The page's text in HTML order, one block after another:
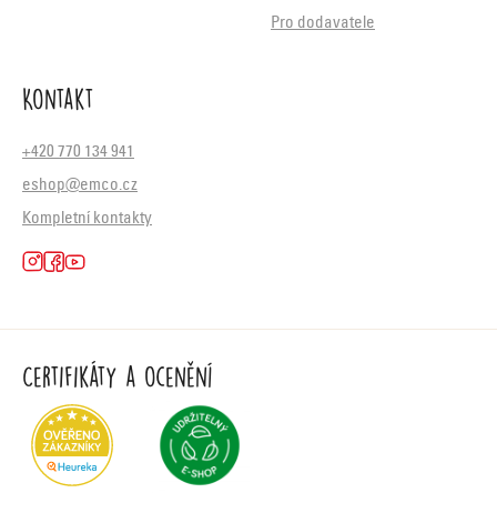
Pro dodavatele
Kontakt
+420 770 134 941
eshop@emco.cz
Kompletní kontakty
Certifikáty a ocenění